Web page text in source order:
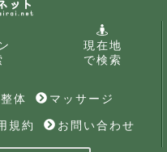
現在地
で検索
整体
マッサージ
規約 お問い合わせ